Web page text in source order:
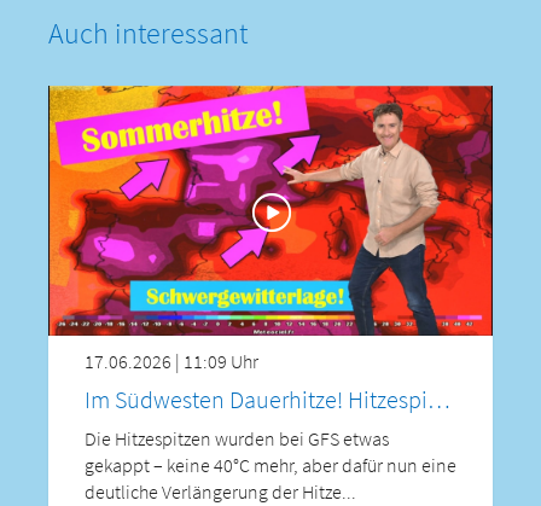
Auch interessant
17.06.2026 | 11:09 Uhr
Im Südwesten Dauerhitze! Hitzespitzen leicht gekappt, schwere Gewitterlage am Freitag! Großhagel
Die Hitzespitzen wurden bei GFS etwas
gekappt – keine 40°C mehr, aber dafür nun eine
deutliche Verlängerung der Hitze...